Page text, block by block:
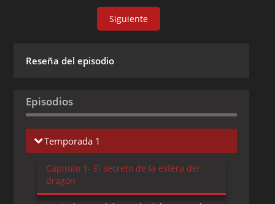
Siguiente
Reseña del episodio
Episodios
Temporada 1
Capitulo 1- El secreto de la esfera del
dragón